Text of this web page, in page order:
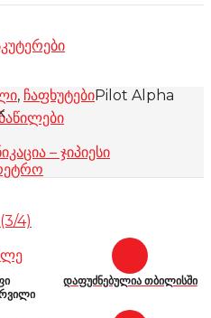
– ჯიპიესი
4)
, ჩაფხუტებიPilot Alpha
დაფუძნებულია თბილისში